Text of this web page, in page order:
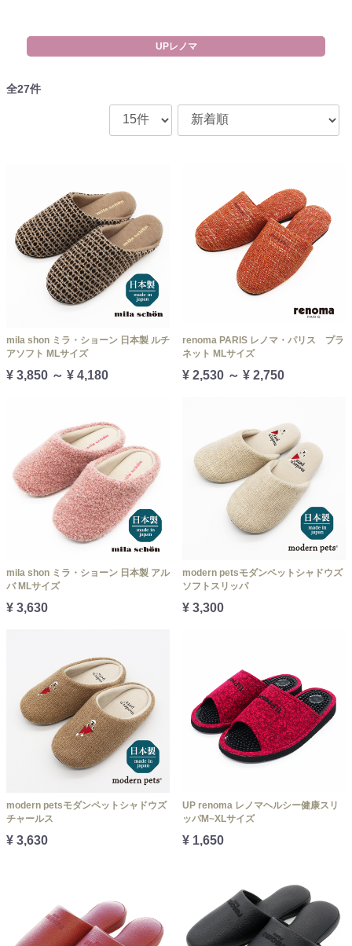
UPレノマ
全27件
mila shon ミラ・ショーン 日本製 ルチ
アソフト MLサイズ
¥ 3,850 ～ ¥ 4,180
renoma PARIS レノマ・パリス プラ
ネット MLサイズ
¥ 2,530 ～ ¥ 2,750
mila shon ミラ・ショーン 日本製 アル
バ MLサイズ
¥ 3,630
modern petsモダンペットシャドウズ
ソフトスリッパ
¥ 3,300
modern petsモダンペットシャドウズ
チャールス
¥ 3,630
UP renoma レノマヘルシー健康スリ
ッパM~XLサイズ
¥ 1,650